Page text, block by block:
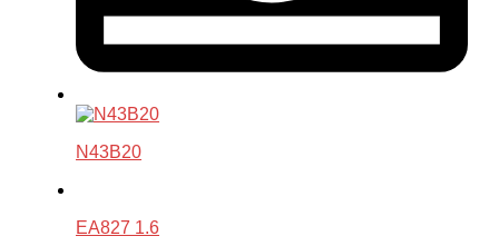
N43B20
EA827 1.6